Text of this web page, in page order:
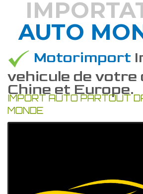
DÉCOUVREZ COMMENT
AUTO
Motorimport
vehicule de votre
Chine et Europe.
IMPORT AUTO PARTOUT
MONDE